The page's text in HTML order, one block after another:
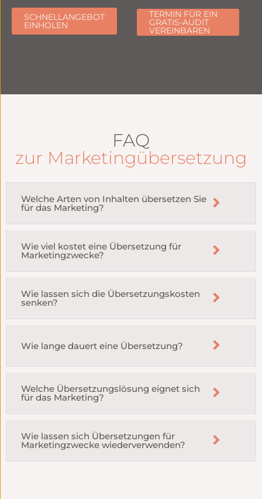
SCHNELLANGEBOT
EINHOLEN
TERMIN FÜR EIN
GRATIS-AUDIT
VEREINBAREN
FAQ
zur Marketingübersetzung
Welche Arten von Inhalten übersetzen Sie
für das Marketing?
Wie viel kostet eine Übersetzung für
Marketingzwecke?
Wie lassen sich die Übersetzungskosten
senken?
Wie lange dauert eine Übersetzung?
Welche Übersetzungslösung eignet sich
für das Marketing?
Wie lassen sich Übersetzungen für
Marketingzwecke wiederverwenden?